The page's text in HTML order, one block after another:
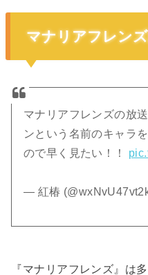
マナリアフレン
マナリアフレンズの放
ンという名前のキャラ
ので早く見たい！！
— 紅椿
『マナリアフレンズ』は